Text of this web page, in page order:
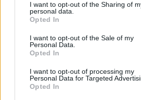
I want to opt-out of the Sharing of
personal data.
Opted In
I want to opt-out of the Sale of my
Personal Data.
Opted In
I want to opt-out of processing my
Personal Data for Targeted
Opted In